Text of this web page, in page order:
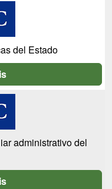
del Estado
administrativo del